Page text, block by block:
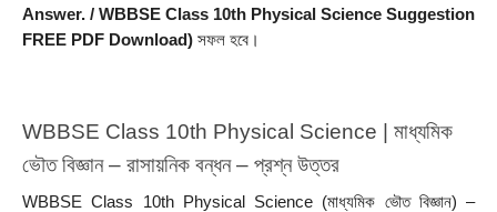
Answer. / WBBSE Class 10th Physical Science Suggestion
FREE PDF Download) সফল হবে।
WBBSE Class 10th Physical Science | মাধ্যমিক
ভৌত বিজ্ঞান – রাসায়নিক বন্ধন – প্রশ্ন উত্তর
WBBSE Class 10th Physical Science (মাধ্যমিক ভৌত বিজ্ঞান) –